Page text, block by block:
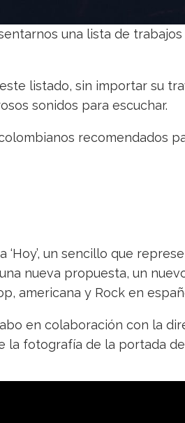
una lista de trabajos
listado, sin importar su
sonidos para escuchar.
recomendados
un sencillo que
nueva propuesta, un
americana y Rock en
en colaboración con la
la fotografía de la portada